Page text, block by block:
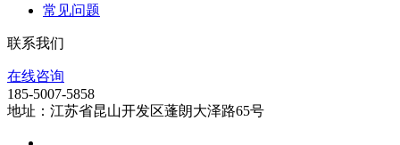
常见问题
联系我们
在线咨询
185-5007-5858
地址：江苏省昆山开发区蓬朗大泽路65号